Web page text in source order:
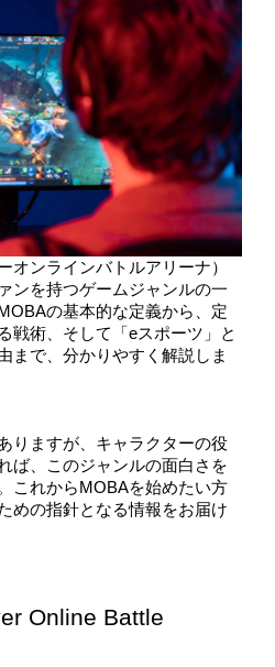
オンラインバトルアリーナ）
ンを持つゲームジャンルの一
の基本的な定義から、定
戦術、そして「eスポーツ」と
まで、分かりやすく解説しま
りますが、キャラクターの役
ば、このジャンルの面白さを
これからMOBAを始めたい方
めの指針となる情報をお届け
Online Battle